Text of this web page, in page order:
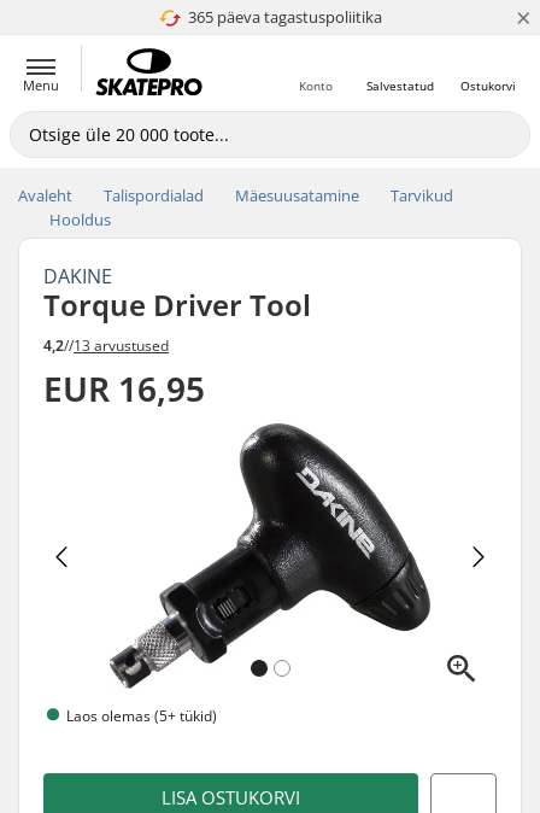
365 päeva tagastuspoliitika
4.8 paljaks 5 ×
Menu Ostukorvi
Salvestatud
Konto
Avaleht Talispordialad Mäesuusatamine
Tarvikud
Hooldus
DAKINE
Torque Driver Tool
4,2//13 arvustused
EUR 16,95
Laos olemas (5+ tükid)
LISA OSTUKORVI